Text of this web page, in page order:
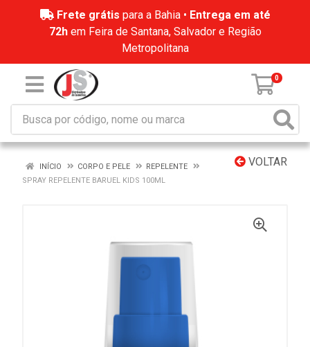
Frete grátis para a Bahia • Entrega em até
72hem Feira de Santana, Salvador e Região
Metropolitana
0
VOLTAR
INÍCIO CORPO E PELE
REPELENTE
SPRAY REPELENTE BARUEL KIDS 100ML